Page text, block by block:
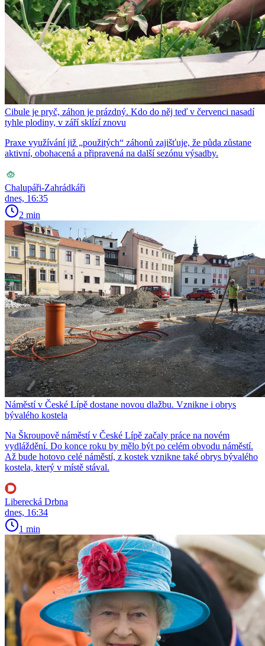
Cibule je pryč, záhon je prázdný. Kdo do něj teď v červenci nasadí
tyhle plodiny, v září sklízí znovu
Praxe využívání již „použitých“ záhonů zajišťuje, že půda zůstane
aktivní, obohacená a připravená na další sezónu výsadby.
Chalupáři-Zahrádkáři
dnes, 16:35
2 min
Náměstí v České Lípě dostane novou dlažbu. Vznikne i obrys
bývalého kostela
Na Škroupově náměstí v České Lípě začaly práce na novém
vydláždění. Do konce roku by mělo být po celém obvodu náměstí.
Až bude hotovo celé náměstí, z kostek vznikne také obrys bývalého
kostela, který v místě stával.
Liberecká Drbna
dnes, 16:34
1 min